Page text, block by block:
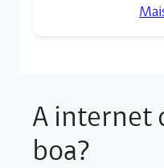
A internet
boa?